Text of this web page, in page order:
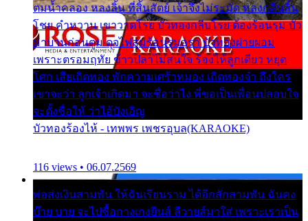
ตมน้ำคลอง หลงลิ้น ที่สิ้นสัตย์ เจ้าจึงไม่ระมัด หลงกลิ่นลิ้น
โชย คำหวาน เขาวาดโรย บัวทองกลีบโรย ต้องร้อนรุม บัว
มาบานก่อนตูม ดุจไฟสุมร้อนรุมอุรา บัวทองผ่ายผอม
เพราะตรอมฤทัย ข้าวปลาไม่สนใจ ร้องไห้ลูกเดียว หยุด
โศก เสียเถิดทอง พักความเศร้าหมอง เถิดทองจ๋า ถึงใคร
เขาจะว่า ลูกเจ้าเกิดมา จะชื่อว่าไง พี่ขอเป็นเพื่อนปลอบใจ
จะตั้งชื่อให้ ว่าไอ้บังเอิญ
บัวทองร้องไห้ - เทพพร เพชรอุบล(KARAOKE)
116 views • 06.07.2569
พ่อส่งเงินสามพัน ให้ฉันเรียนราม ได้อีกสักสามพัน ฉันคง
บ๊าย บาย จะไปซื้อกางเกงยีนส์ ลีวายส์มาใส่ เพราะเราเป็น